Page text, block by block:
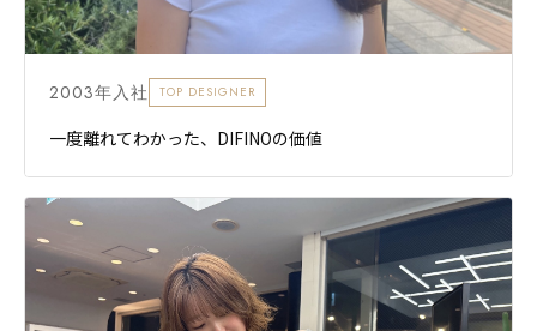
2003年入社 TOP DESIGNER
一度離れてわかった、DIFINOの価値